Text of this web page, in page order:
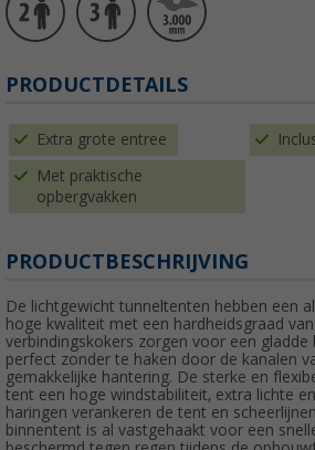
PRODUCTDETAILS
Extra grote entree
Met praktische
opbergvakken
PRODUCTBESCHRIJVING
De lichtgewicht tunneltenten hebben een
hoge kwaliteit met een hardheidsgraad
verbindingskokers zorgen voor een gladde
perfect zonder te haken door de kanalen
gemakkelijke hantering. De sterke en
tent een hoge windstabiliteit, extra lichte
haringen verankeren de tent en
binnentent is al vastgehaakt voor een